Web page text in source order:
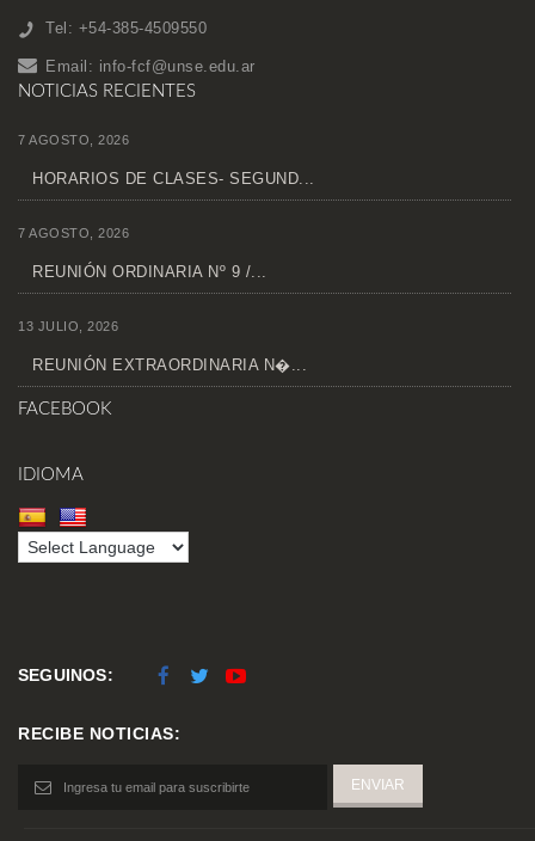
Tel: +54-385-4509550
Email: info-fcf@unse.edu.ar
NOTICIAS RECIENTES
7 AGOSTO, 2026
HORARIOS DE CLASES- SEGUND...
7 AGOSTO, 2026
REUNIÓN ORDINARIA Nº 9 /...
13 JULIO, 2026
REUNIÓN EXTRAORDINARIA N�...
FACEBOOK
IDIOMA
SEGUINOS:
RECIBE NOTICIAS: